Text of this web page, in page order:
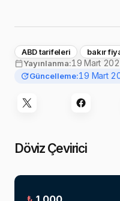
ABD tarifeleri bakır
Yayınlanma:19 Mart
Güncelleme:19 Mart
Döviz Çevirici
₺